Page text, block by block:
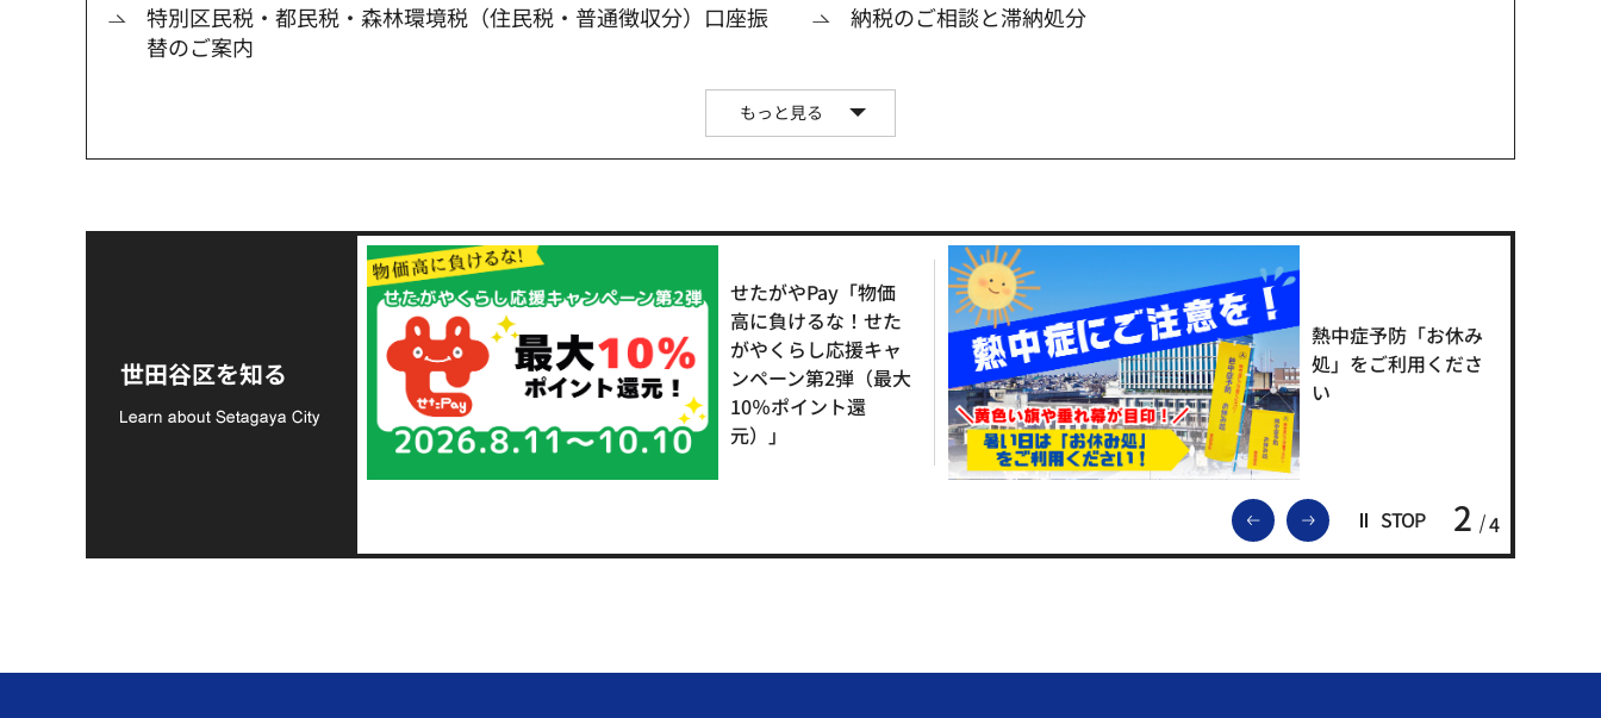
特別区民税・都民税・森林環境税（住民税・普通徴収分）口座振
替のご案内
納税のご相談と滞納処分
もっと見る
世田谷区を知る
前のスライドを表示
次のスライドを表示
STOP 2 4
支援金の募集につい
て
せたがやPay「物価
高に負けるな！せた
がやくらし応援キャ
ンペーン第2弾（最大
10％ポイント還
元）」
熱中症予防「お休み
処」をご利用くださ
い